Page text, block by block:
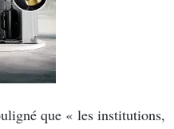
que « les institutions,